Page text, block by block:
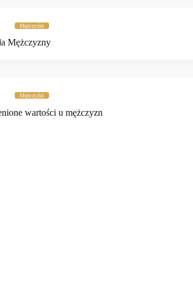
Mężczyźni
Mężczyzny
Mężczyźni
wartości u mężczyzn